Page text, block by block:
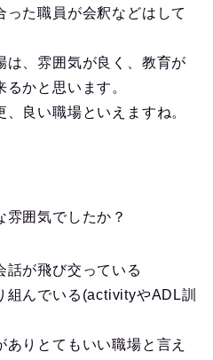
た職員が会釈などはして
は、雰囲気が良く、教育が
かと思います。
良い職場といえますね。
雰囲気でしたか？
話が飛び交っている
組んでいる(activityやADL訓
りとてもいい職場と言え